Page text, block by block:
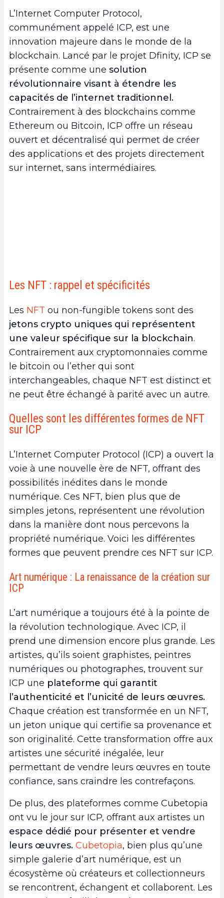
sur ICP
a.Art numérique : La renaissance de la création
sur ICP
b.Objets de collection : Les trésors numériques
d’ICP
c. Jeux vidéo : L’avènement des mondes virtuels
sur ICP
d.Propriété intellectuelle : La protection des
créations à l’ère d’ICP
e. Domaines et identités numériques : L’identité
à l’ère de la blockchain
4. Conclusion
L’Internet Computer Protocol,
communément appelé ICP, est une
innovation majeure dans le monde de la
blockchain. Lancé par le projet Dfinity, ICP se
présente comme une solution
révolutionnaire visant à étendre les
capacités de l’internet traditionnel.
Contrairement à des blockchains comme
Ethereum ou Bitcoin, ICP offre un réseau
ouvert et décentralisé qui permet de créer
des applications et des projets directement
sur internet, sans intermédiaires.
Les NFT : rappel et spécificités
Les NFT ou non-fungible tokens sont des
jetons crypto uniques qui représentent
une valeur spécifique sur la blockchain.
Contrairement aux cryptomonnaies comme
le bitcoin ou l’ether qui sont
interchangeables, chaque NFT est distinct et
ne peut être échangé à parité avec un autre.
Quelles sont les différentes formes de NFT
sur ICP
L’Internet Computer Protocol (ICP) a ouvert la
voie à une nouvelle ère de NFT, offrant des
possibilités inédites dans le monde
numérique. Ces NFT, bien plus que de
simples jetons, représentent une révolution
dans la manière dont nous percevons la
propriété numérique. Voici les différentes
formes que peuvent prendre ces NFT sur ICP.
Art numérique : La renaissance de la création sur
ICP
L’art numérique a toujours été à la pointe de
la révolution technologique. Avec ICP, il
prend une dimension encore plus grande. Les
artistes, qu’ils soient graphistes, peintres
numériques ou photographes, trouvent sur
ICP une plateforme qui garantit
l’authenticité et l’unicité de leurs œuvres.
Chaque création est transformée en un NFT,
un jeton unique qui certifie sa provenance et
son originalité. Cette transformation offre aux
artistes une sécurité inégalée, leur
permettant de vendre leurs œuvres en toute
confiance, sans craindre les contrefaçons.
De plus, des plateformes comme Cubetopia
ont vu le jour sur ICP, offrant aux artistes un
espace dédié pour présenter et vendre
leurs œuvres. Cubetopia, bien plus qu’une
simple galerie d’art numérique, est un
écosystème où créateurs et collectionneurs
se rencontrent, échangent et collaborent. Les